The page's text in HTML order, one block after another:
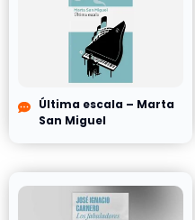
Última escala – Marta
San Miguel